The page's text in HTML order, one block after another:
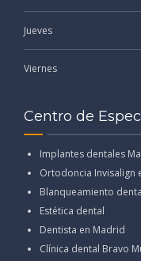
Jueves
Viernes
Centro de
Implantes dentales
Ortodoncia Invisalign
Blanqueamiento
Estética dental
Dentista en Madrid
Clínica dental Bravo